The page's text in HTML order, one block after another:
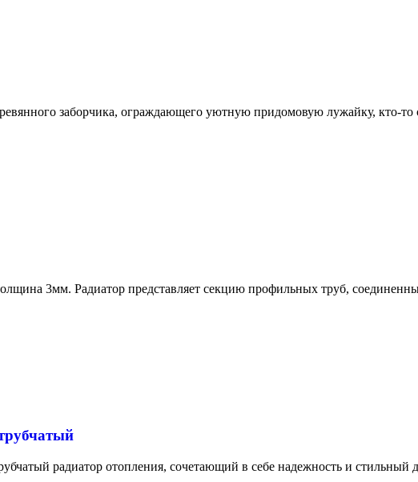
заборчика, ограждающего уютную придомовую лужайку,
3мм. Радиатор представляет секцию профильных труб,
радиатор отопления, сочетающий в себе надежность и стильный